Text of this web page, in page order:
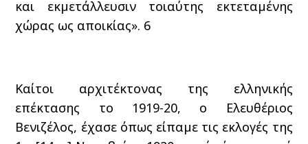
και εκμετάλλευσιν τοιαύτης εκτεταμένης
χώρας ως αποικίας». 6
Καίτοι αρχιτέκτονας της ελληνικής
επέκτασης το 1919-20, ο Ελευθέριος
Βενιζέλος, έχασε όπως είπαμε τις εκλογές της